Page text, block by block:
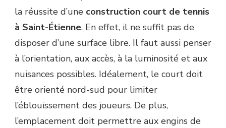
la réussite d’une construction court de tennis
à Saint-Étienne. En effet, il ne suffit pas de
disposer d’une surface libre. Il faut aussi penser
à l’orientation, aux accès, à la luminosité et aux
nuisances possibles. Idéalement, le court doit
être orienté nord-sud pour limiter
l’éblouissement des joueurs. De plus,
l’emplacement doit permettre aux engins de